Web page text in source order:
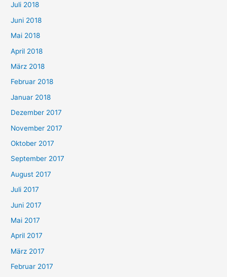
Juli 2018
Juni 2018
Mai 2018
April 2018
März 2018
Februar 2018
Januar 2018
Dezember 2017
November 2017
Oktober 2017
September 2017
August 2017
Juli 2017
Juni 2017
Mai 2017
April 2017
März 2017
Februar 2017